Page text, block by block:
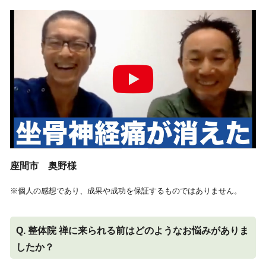
座間市 奥野様
※個人の感想であり、成果や成功を保証するものではありません。
Q. 整体院 禅に来られる前はどのようなお悩みがありま
したか？